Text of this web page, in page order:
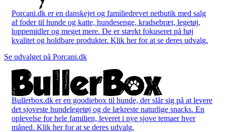
Porcani.dk er en danskejet og familiedrevet netbutik med salg
af foder til hunde og katte, hundesenge, kradsebræt, legetøj,
loppemidler og meget mere. De er stærkt fokuseret på høj
kvalitet og holdbare produkter. Klik her for at se deres udvalg.
Se udvalget på Porcani.dk
Bullerbox.dk er en goodiebox til hunde, der slår sig på at levere
det sjoveste hundelegetøj og de lækreste naturlige snacks. En
oplevelse for hele familien, leveret i nye sjove temaer hver
måned. Klik her for at se deres udvalg.